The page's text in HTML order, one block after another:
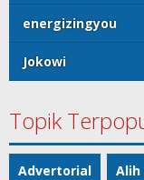
energizingyou
Jokowi
Topik
Advertorial Alih